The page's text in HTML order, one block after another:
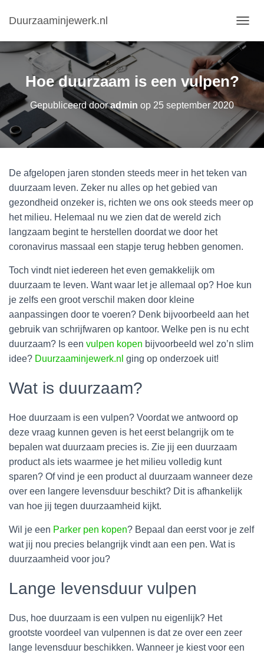
Duurzaaminjewerk.nl
A
V
G
I
E
W
E
Hoe duurzaam is een vulpen?
Gepubliceerd dooradmin op 25 september 2020
De afgelopen jaren stonden steeds meer in het teken van
duurzaam leven. Zeker nu alles op het gebied van
gezondheid onzeker is, richten we ons ook steeds meer op
het milieu. Helemaal nu we zien dat de wereld zich
langzaam begint te herstellen doordat we door het
coronavirus massaal een stapje terug hebben genomen.
Toch vindt niet iedereen het even gemakkelijk om
duurzaam te leven. Want waar let je allemaal op? Hoe kun
je zelfs een groot verschil maken door kleine
aanpassingen door te voeren? Denk bijvoorbeeld aan het
gebruik van schrijfwaren op kantoor. Welke pen is nu echt
duurzaam? Is een vulpen kopen bijvoorbeeld wel zo’n slim
idee? Duurzaaminjewerk.nl ging op onderzoek uit!
Wat is duurzaam?
Hoe duurzaam is een vulpen? Voordat we antwoord op
deze vraag kunnen geven is het eerst belangrijk om te
bepalen wat duurzaam precies is. Zie jij een duurzaam
product als iets waarmee je het milieu volledig kunt
sparen? Of vind je een product al duurzaam wanneer deze
over een langere levensduur beschikt? Dit is afhankelijk
van hoe jij tegen duurzaamheid kijkt.
Wil je een Parker pen kopen? Bepaal dan eerst voor je zelf
wat jij nou precies belangrijk vindt aan een pen. Wat is
duurzaamheid voor jou?
Lange levensduur vulpen
Dus, hoe duurzaam is een vulpen nu eigenlijk? Het
grootste voordeel van vulpennen is dat ze over een zeer
lange levensduur beschikken. Wanneer je kiest voor een